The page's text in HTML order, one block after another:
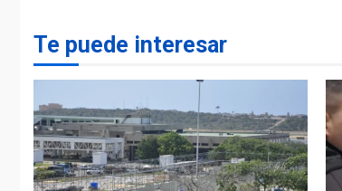
Te puede interesar